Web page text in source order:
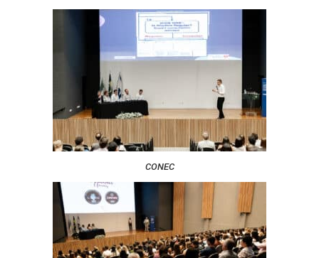
CONEC